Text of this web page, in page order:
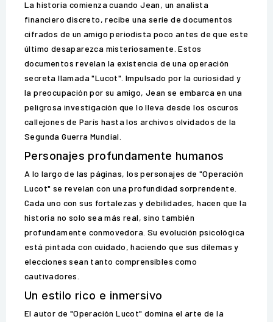
La historia comienza cuando Jean, un analista
financiero discreto, recibe una serie de documentos
cifrados de un amigo periodista poco antes de que este
último desaparezca misteriosamente. Estos
documentos revelan la existencia de una operación
secreta llamada "Lucot". Impulsado por la curiosidad y
la preocupación por su amigo, Jean se embarca en una
peligrosa investigación que lo lleva desde los oscuros
callejones de París hasta los archivos olvidados de la
Segunda Guerra Mundial.
Personajes profundamente humanos
A lo largo de las páginas, los personajes de "Operación
Lucot" se revelan con una profundidad sorprendente.
Cada uno con sus fortalezas y debilidades, hacen que la
historia no solo sea más real, sino también
profundamente conmovedora. Su evolución psicológica
está pintada con cuidado, haciendo que sus dilemas y
elecciones sean tanto comprensibles como
cautivadores.
Un estilo rico e inmersivo
El autor de "Operación Lucot" domina el arte de la